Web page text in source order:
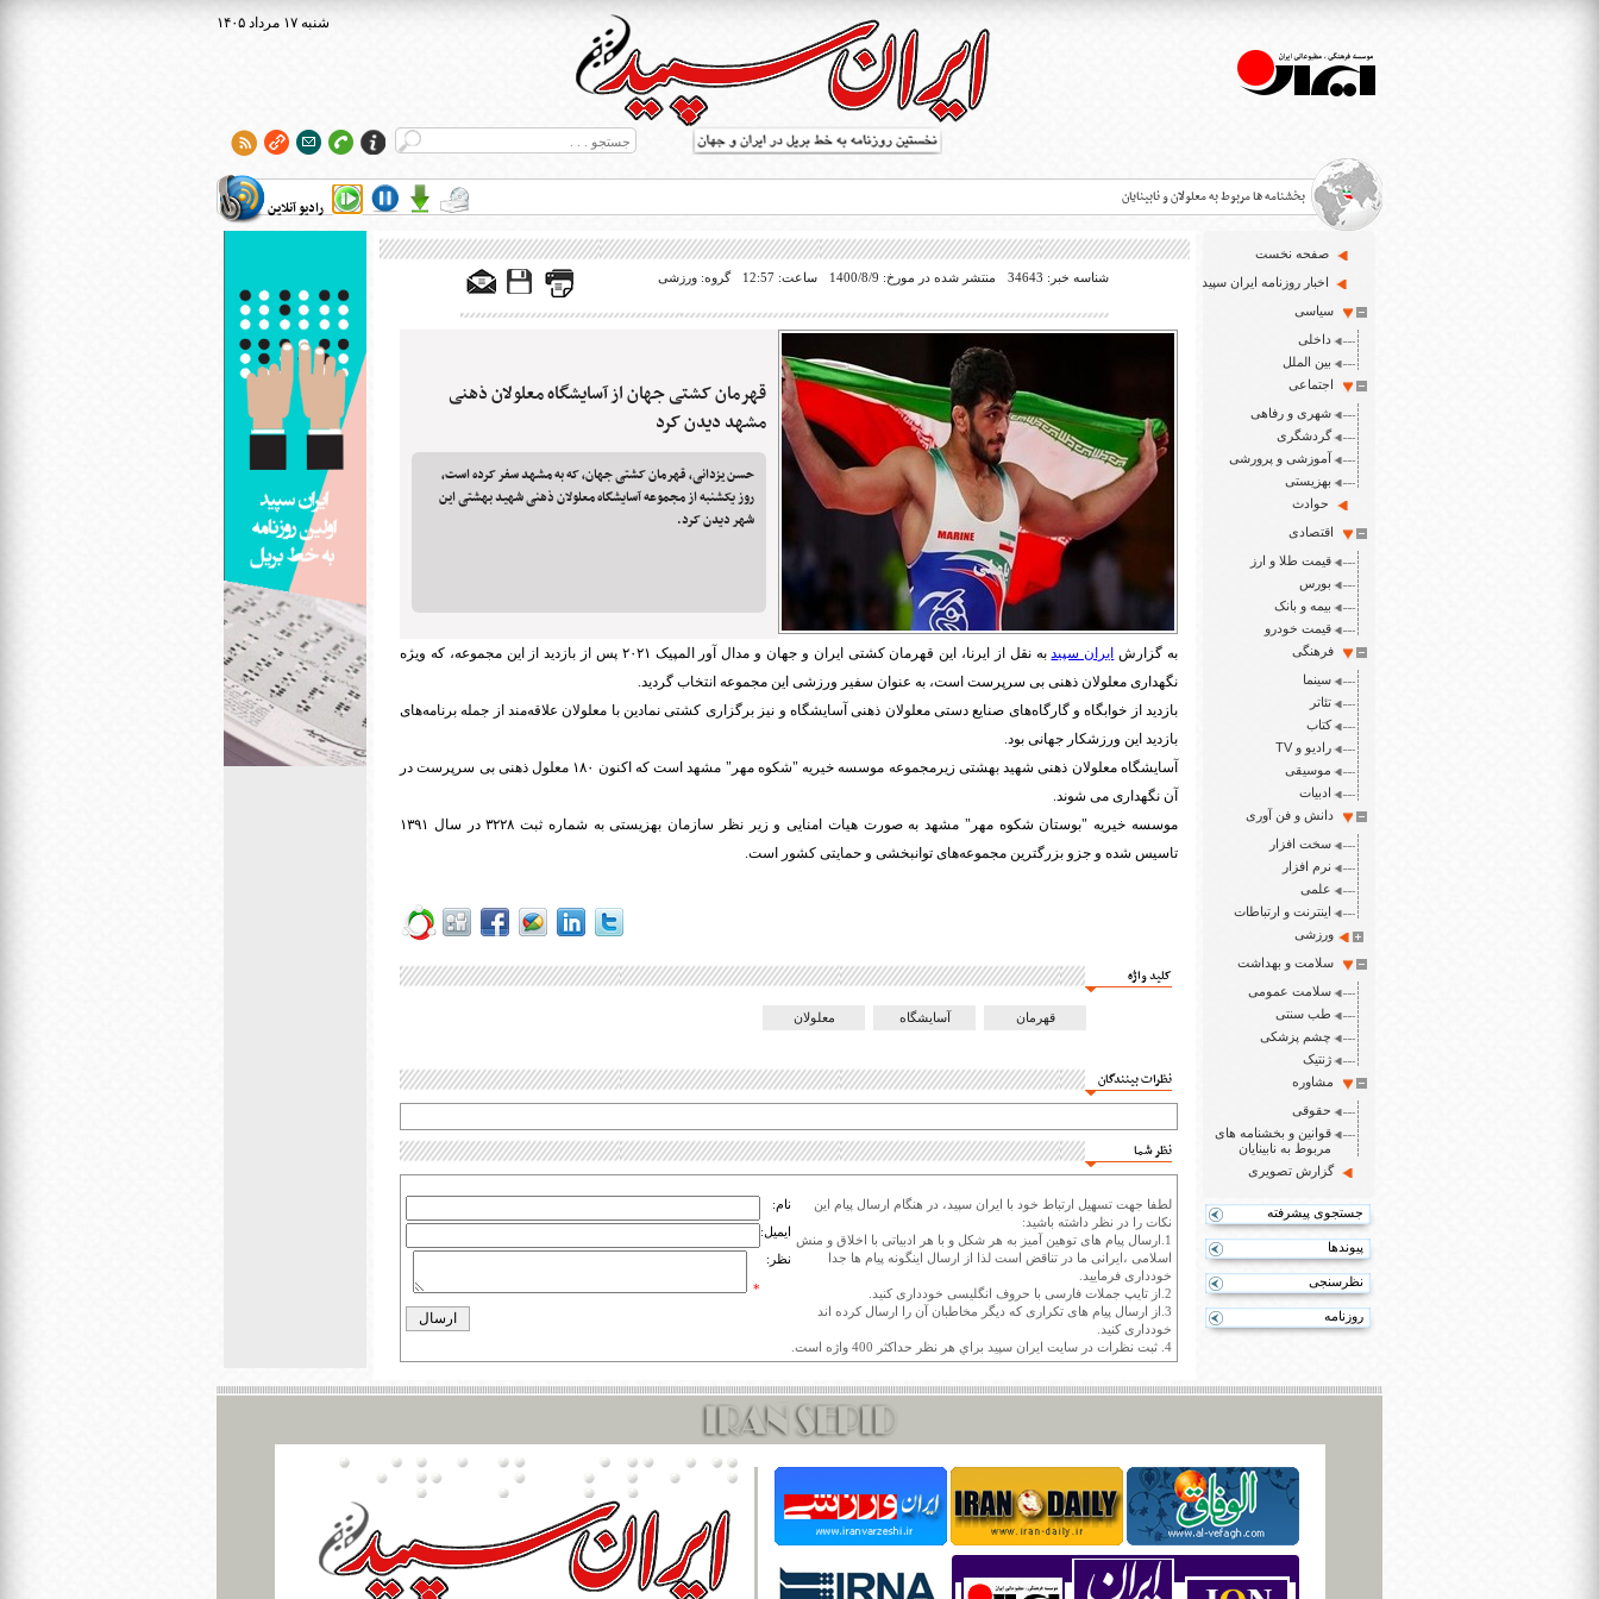
۱۴۰۵ شنبه ۱۷ مرداد
رادیو آنلاین
بخشنامه ها مربوط به معلولان و نابینایان
>
قانون حمایت از حقوق معلولان
اخبار حوزه معلولان و نابینایان
>
ایران سپید سایت خبری نابینایان و تنها روزنامه به خط بریل در جهان
>
صفحه نخست
اخبار روزنامه ایران سپید
سیاسی
داخلی
بین الملل
اجتماعی
شهری و رفاهی
گردشگری
آموزشی و پرورشی
بهزیستی
حوادث
اقتصادی
قیمت طلا و ارز
بورس
بیمه و بانک
قیمت خودرو
فرهنگی
سینما
تئاتر
کتاب
رادیو و TV
موسیقی
ادبیات
دانش و فن آوری
سخت افزار
نرم افزار
علمی
اینترنت و ارتباطات
ورزشی
سلامت و بهداشت
سلامت عمومی
طب سنتی
چشم پزشکی
ژنتیک
مشاوره
حقوقی
قوانین و بخشنامه های
مربوط به نابینایان
گزارش تصویری
جستجوی پیشرفته
پیوندها
نظرسنجی
روزنامه
شناسه خبر: 34643 منتشر شده در مورخ: 1400/8/9 ساعت: 12:57 گروه: ورزشی
قهرمان کشتی جهان از آسایشگاه معلولان ذهنی
مشهد دیدن کرد
حسن یزدانی، قهرمان کشتی جهان، که به مشهد سفر کرده است،
روز یکشنبه از مجموعه آسایشگاه معلولان ذهنی شهید بهشتی این
شهر دیدن کرد.
به گزارش ایران سپید
به نقل از ایرنا، این قهرمان کشتی ایران و جهان و مدال آور المپیک ۲۰۲۱ پس از بازدید از این مجموعه، که ویژه
نگهداری معلولان ذهنی بی سرپرست است، به عنوان سفیر ورزشی این مجموعه انتخاب گردید.
بازدید از خوابگاه و گارگاه‌های صنایع دستی معلولان ذهنی آسایشگاه و نیز برگزاری کشتی نمادین با معلولان علاقه‌مند از جمله برنامه‌های
بازدید این ورزشکار جهانی بود.
آسایشگاه معلولان ذهنی شهید بهشتی زیرمجموعه موسسه خیریه "شکوه مهر" مشهد است که اکنون ۱۸۰ معلول ذهنی بی سرپرست در
آن نگهداری می شوند.
موسسه خیریه "بوستان شکوه مهر" مشهد به صورت هیات امنایی و زیر نظر سازمان بهزیستی به شماره ثبت ۳۲۲۸ در سال ۱۳۹۱
تاسیس شده و جزو بزرگترین مجموعه‌های توانبخشی و حمایتی کشور است.
کلید واژه
قهرمان آسایشگاه معلولان
نظرات بینندگان
نظر شما
لطفا جهت تسهیل ارتباط خود با ایران سپید، در هنگام ارسال پیام این
نکات را در نظر داشته باشید:
1.ارسال پیام های توهین آمیز به هر شکل و با هر ادبیاتی با اخلاق و منش
اسلامی ،ایرانی ما در تناقض است لذا از ارسال اینگونه پیام ها جدا
خودداری فرمایید.
2.از تایپ جملات فارسی با حروف انگلیسی خودداری کنید.
3.از ارسال پیام های تکراری که دیگر مخاطبان آن را ارسال کرده اند
خودداری کنید.
4. ثبت نظرات در سايت ايران سپيد براي هر نظر حداکثر 400 واژه است.
نام:
ایمیل:
نظر:
*